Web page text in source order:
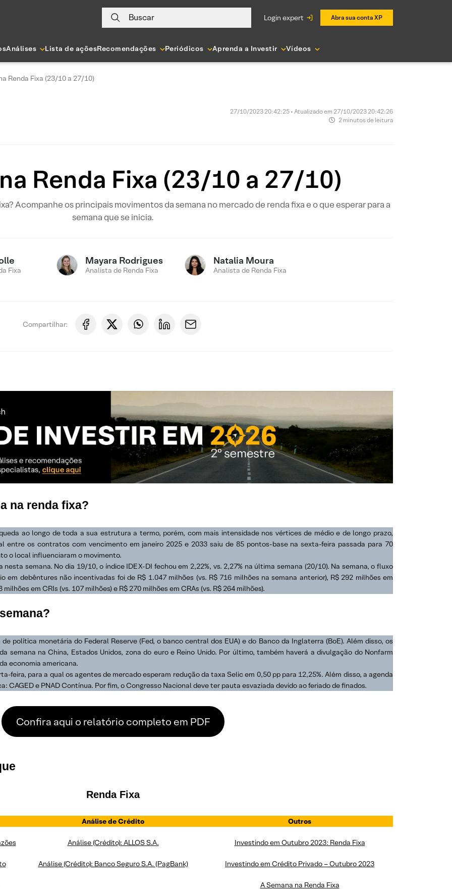
Buscar login expert Abra sua conta XP
Análises Lista de açõesRecomendações Periódicos Aprenda a Investir Vídeos
Renda Fixa (23/10 a 27/10)
27/10/2023 20:42:25 • Atualizado em 27/10/2023 20:42:26
2 minutos de leitura
Renda Fixa (23/10 a 27/10)
Acompanhe os principais movimentos da semana no mercado de renda fixa e o que esperar para a
semana que se inicia.
Fixa
Mayara Rodrigues
Analista de Renda Fixa
Natalia Moura
Analista de Renda Fixa
Compartilhar:
na renda fixa?
ao longo de toda a sua estrutura a termo, porém, com mais intensidade nos vértices de médio e de longo prazo,
entre os contratos com vencimento em janeiro 2025 e 2033 saiu de 85 pontos-base na sexta-feira passada para 70
o local influenciaram o movimento.
semana. No dia 19/10, o índice IDEX-DI fechou em 2,22%, vs. 2,27% na última semana (20/10). Na semana, o fluxo
em debêntures não incentivadas foi de R$ 1.047 milhões (vs. R$ 716 milhões na semana anterior), R$ 292 milhões em
em CRIs (vs. 107 milhões) e R$ 270 milhões em CRAs (vs. R$ 264 milhões).
política monetária do Federal Reserve (Fed, o banco central dos EUA) e do Banco da Inglaterra (BoE). Além disso, os
semana na China, Estados Unidos, zona do euro e Reino Unido. Por último, também haverá a divulgação do Nonfarm
economia americana.
feira, para a qual os agentes de mercado esperam redução da taxa Selic em 0,50 pp para 12,25%. Além disso, a agenda
CAGED e PNAD Contínua. Por fim, o Congresso Nacional deve ter pauta esvaziada devido ao feriado de finados.
Confira aqui o relatório completo em PDF
Renda Fixa
Análise de Crédito
Análise (Crédito): ALLOS S.A.
Análise (Crédito): Banco Seguro S.A. (PagBank)
Outros
Investindo em Outubro 2023: Renda Fixa
Investindo em Crédito Privado – Outubro 2023
A Semana na Renda Fixa